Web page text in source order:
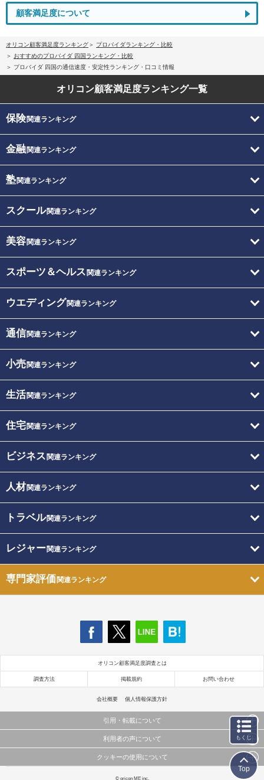
顧客満足度について
オリコン顧客満足度ランキング
プロバイダランキング・比較
おすすめのプロバイダ 四国ランキング・比較
プロバイダ 四国の通信速度・安定性ランキング・口コミ情報
オリコン顧客満足度ランキング一覧
保険関連ランキング
金融関連ランキング
塾関連ランキング
スクール関連ランキング
美容関連ランキング
スポーツ＆ヘルス 関連ランキング
ウエディング関連ランキング
通信関連ランキング
小売関連ランキング
生活関連ランキング
住宅関連ランキング
ビジネス 関連ランキング
人材関連ランキング
トラベル関連ランキング
レジャー関連ランキング
専門家評価関連ランキング
オリコン顧客満足度調査とは
調査方法 掲載規約 お問い合わせ
会社概要 個人情報保護方針
引用・転載について
当サイトで公開されている情報（文字、写真、イラスト、画像データ等）及びこれらの配置・
これらの情報を権利者の許可なく無断転載・複製などの二次利用を行うことは固く禁じており
利用者の声について
当サイトに掲載している内容はすべてサービスの利用者が提出された見解・感想です。
クッキーの使用について
このサイトでは Cookie を使用して、ユーザーに合わせたコンテンツや広告の表示、ソーシャル
© oricon ME inc.
もくじ
Top